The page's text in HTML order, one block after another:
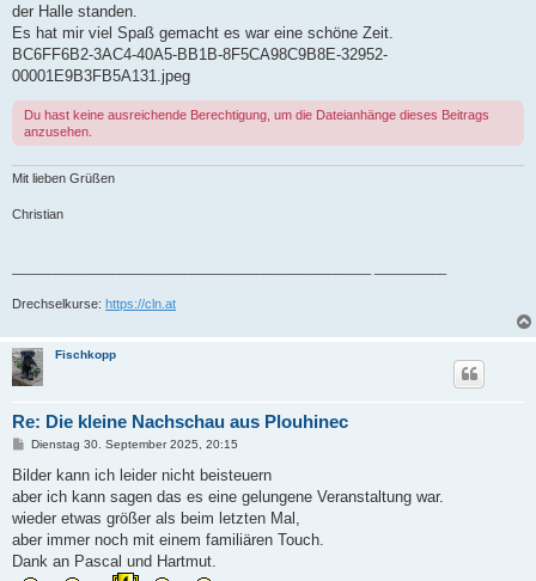
der Halle standen.
Es hat mir viel Spaß gemacht es war eine schöne Zeit.
BC6FF6B2-3AC4-40A5-BB1B-8F5CA98C9B8E-32952-
00001E9B3FB5A131.jpeg
Du hast keine ausreichende Berechtigung, um die Dateianhänge dieses Beitrags
anzusehen.
Mit lieben Grüßen
Christian
Drechselkurse: https://cln.at
Fischkopp
Re: Die kleine Nachschau aus Plouhinec
B
i
r
a
Dienstag 30. September 2025, 20:15
Bilder kann ich leider nicht beisteuern
aber ich kann sagen das es eine gelungene Veranstaltung war.
wieder etwas größer als beim letzten Mal,
aber immer noch mit einem familiären Touch.
Dank an Pascal und Hartmut.